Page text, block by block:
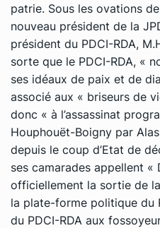
patrie. Sous les ovations
nouveau président de la
président du PDCI-RDA,
sorte que le PDCI-RDA, «
ses idéaux de paix et de
associé aux « briseurs de
donc « à l’assassinat
Houphouët-Boigny par
depuis le coup d’Etat de
ses camarades appellent «
officiellement la sortie de
la plate-forme politique du
du PDCI-RDA aux